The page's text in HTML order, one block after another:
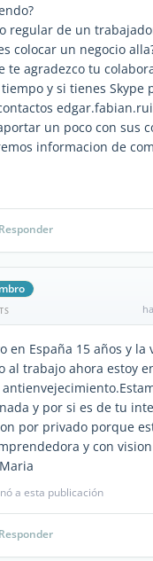
regular de un
colocar un negocio
te agradezco tu
y si tienes Skype
un poco con sus
informacion de
Responder
en España 15 años y la
al trabajo ahora estoy
y por si es de tu
por privado porque
y con
a esta publicación
Responder